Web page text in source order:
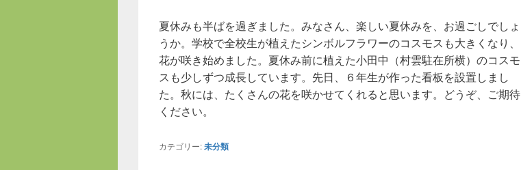
夏休みも半ばを過ぎました。みなさん、楽しい夏休みを、お過ごしでしょ
うか。学校で全校生が植えたシンボルフラワーのコスモスも大きくなり、
花が咲き始めました。夏休み前に植えた小田中（村雲駐在所横）のコスモ
スも少しずつ成長しています。先日、６年生が作った看板を設置しまし
た。秋には、たくさんの花を咲かせてくれると思います。どうぞ、ご期待
ください。
カテゴリー:未分類